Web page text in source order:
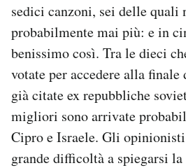
Notifiche mobile
Regala il Post
Hai bisogno di aiuto?
Esci
sedici canzoni, sei delle quali
probabilmente mai più: e in
benissimo così. Tra le dieci
votate per accedere alla
già citate ex repubbliche
migliori sono arrivate
Cipro e Israele. Gli
grande difficoltà a spiegarsi